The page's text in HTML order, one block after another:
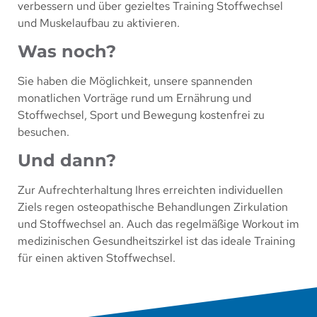
verbessern und über gezieltes Training Stoffwechsel
und Muskelaufbau zu aktivieren.
Was noch?
Sie haben die Möglichkeit, unsere spannenden
monatlichen Vorträge rund um Ernährung und
Stoffwechsel, Sport und Bewegung kostenfrei zu
besuchen.
Und dann?
Zur Aufrechterhaltung Ihres erreichten individuellen
Ziels regen osteopathische Behandlungen Zirkulation
und Stoffwechsel an. Auch das regelmäßige Workout im
medizinischen Gesundheitszirkel ist das ideale Training
für einen aktiven Stoffwechsel.